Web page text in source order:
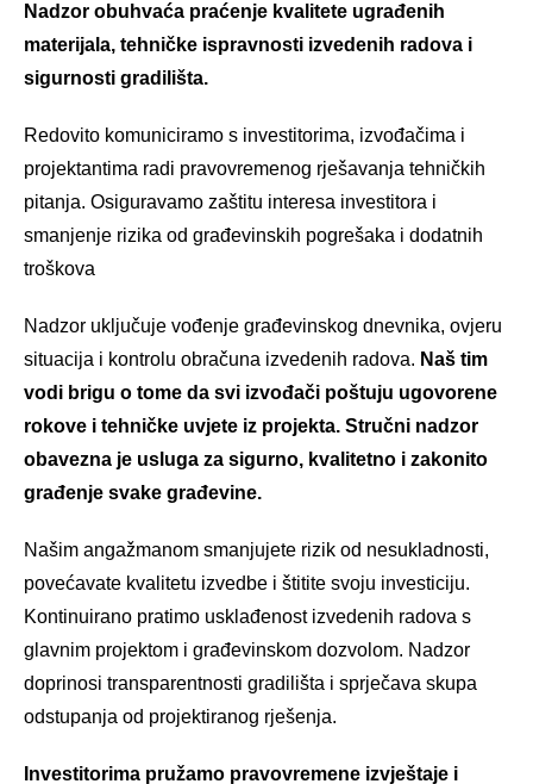
Nadzor obuhvaća praćenje kvalitete ugrađenih
materijala, tehničke ispravnosti izvedenih radova i
sigurnosti gradilišta.
Redovito komuniciramo s investitorima, izvođačima i
projektantima radi pravovremenog rješavanja tehničkih
pitanja. Osiguravamo zaštitu interesa investitora i
smanjenje rizika od građevinskih pogrešaka i dodatnih
troškova
Nadzor uključuje vođenje građevinskog dnevnika, ovjeru
situacija i kontrolu obračuna izvedenih radova. Naš tim
vodi brigu o tome da svi izvođači poštuju ugovorene
rokove i tehničke uvjete iz projekta. Stručni nadzor
obavezna je usluga za sigurno, kvalitetno i zakonito
građenje svake građevine.
Našim angažmanom smanjujete rizik od nesukladnosti,
povećavate kvalitetu izvedbe i štitite svoju investiciju.
Kontinuirano pratimo usklađenost izvedenih radova s
glavnim projektom i građevinskom dozvolom. Nadzor
doprinosi transparentnosti gradilišta i sprječava skupa
odstupanja od projektiranog rješenja.
Investitorima pružamo pravovremene izvještaje i